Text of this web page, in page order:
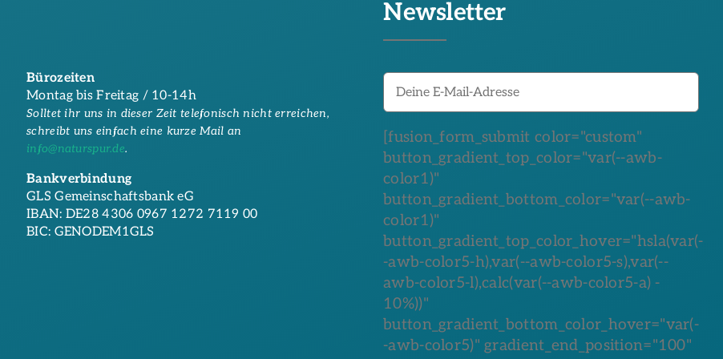
Newsletter
Bürozeiten
Montag bis Freitag / 10-14h
Solltet ihr uns in dieser Zeit telefonisch nicht erreichen,
schreibt uns einfach eine kurze Mail an
info@naturspur.de.
Bankverbindung
GLS Gemeinschaftsbank eG
IBAN: DE28 4306 0967 1272 7119 00
BIC: GENODEM1GLS
[fusion_form_submit color="custom"
button_gradient_top_color="var(--awb-
color1)"
button_gradient_bottom_color="var(--awb-
color1)"
button_gradient_top_color_hover="hsla(var(-
-awb-color5-h),var(--awb-color5-s),var(--
awb-color5-l),calc(var(--awb-color5-a) -
10%))"
button_gradient_bottom_color_hover="var(-
-awb-color5)" gradient_end_position="100"